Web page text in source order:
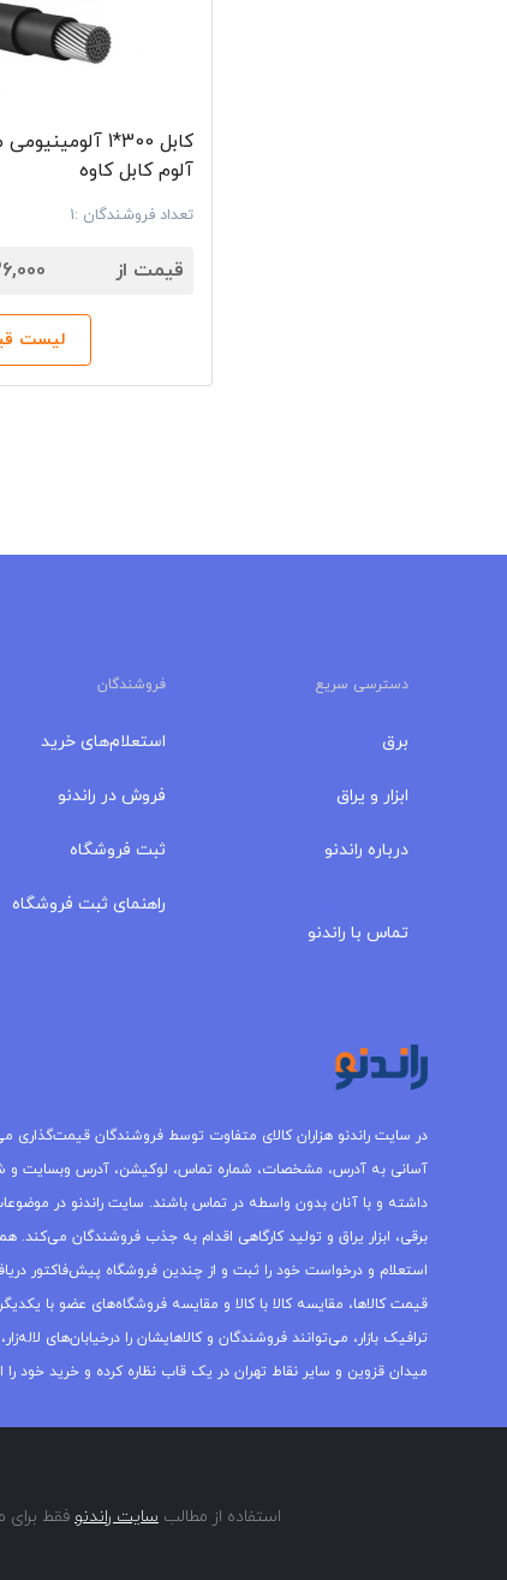
کابل 300*1
آلوم کابل کاوه
تعداد فروشندگان :1
قیمت از
لیست
دسترسی سریع فروشندگان
برق
ابزار و یراق
درباره‌ راندنو
تماس با راندنو
استعلام‌های خرید
فروش در راندنو
ثبت فروشگاه
راهنمای ثبت فروشگاه
در سایت راندنو هزاران کالای متفاوت توسط فروشندگان قیمت‌گذاری
آسانی به آدرس، مشخصات، شماره تماس، لوکیشن، آدرس وبسایت و
داشته و با آنان بدون واسطه در تماس باشند. سایت راندنو در موضوعات
برقی، ابزار یراق و تولید کارگاهی اقدام به جذب فروشندگان می‌کند.
استعلام و درخواست خود را ثبت و از چندین فروشگاه پیش‌فاکتور
قیمت کالاها، مقایسه کالا با کالا و مقایسه فروشگاه‌های عضو با
ترافیک بازار، می‌توانند فروشندگان و کالاهایشان را درخیابان‌های
میدان قزوین و سایر نقاط تهران در یک قاب نظاره کرده و خرید خود را
استفاده از مطالب سایت راندنو فقط برای